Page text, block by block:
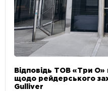
Відповідь ТОВ «Три
щодо рейдерського
Gulliver